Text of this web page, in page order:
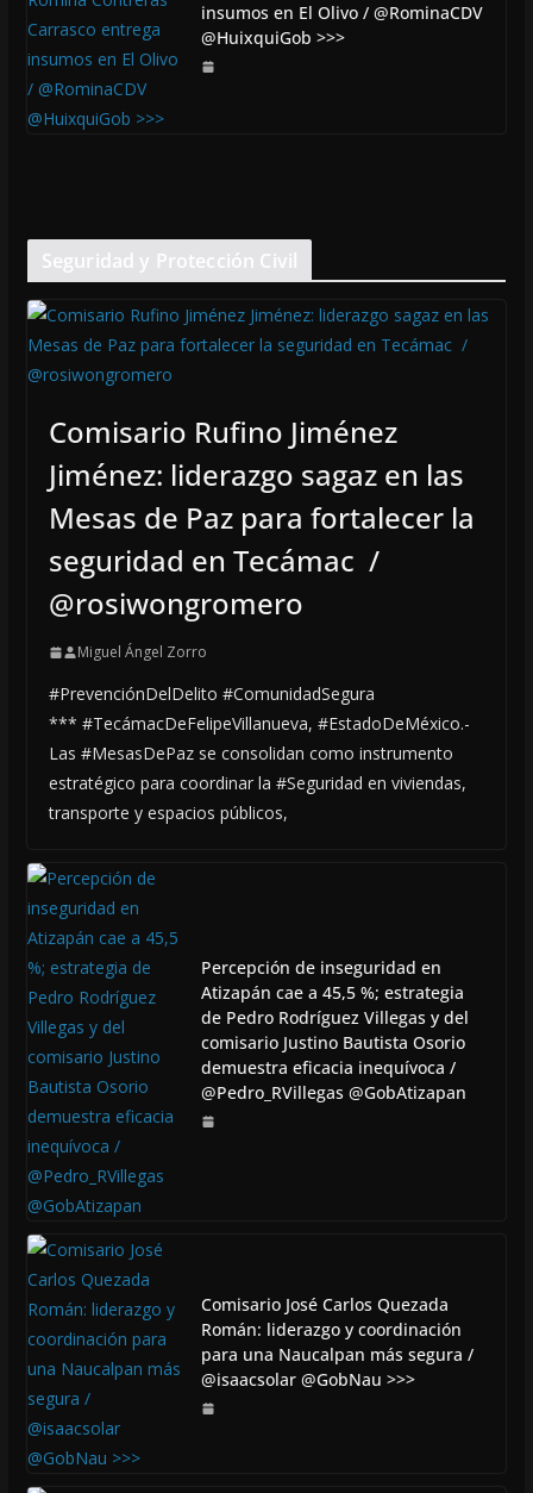
insumos en El Olivo / @RominaCDV
@HuixquiGob >>>
Seguridad y Protección Civil
Comisario Rufino Jiménez
Jiménez: liderazgo sagaz en las
Mesas de Paz para fortalecer la
seguridad en Tecámac /
@rosiwongromero
Miguel Ángel Zorro
#PrevenciónDelDelito #ComunidadSegura
*** #TecámacDeFelipeVillanueva, #EstadoDeMéxico.-
Las #MesasDePaz se consolidan como instrumento
estratégico para coordinar la #Seguridad en viviendas,
transporte y espacios públicos,
Percepción de inseguridad en
Atizapán cae a 45,5 %; estrategia
de Pedro Rodríguez Villegas y del
comisario Justino Bautista Osorio
demuestra eficacia inequívoca /
@Pedro_RVillegas @GobAtizapan
Comisario José Carlos Quezada
Román: liderazgo y coordinación
para una Naucalpan más segura /
@isaacsolar @GobNau >>>